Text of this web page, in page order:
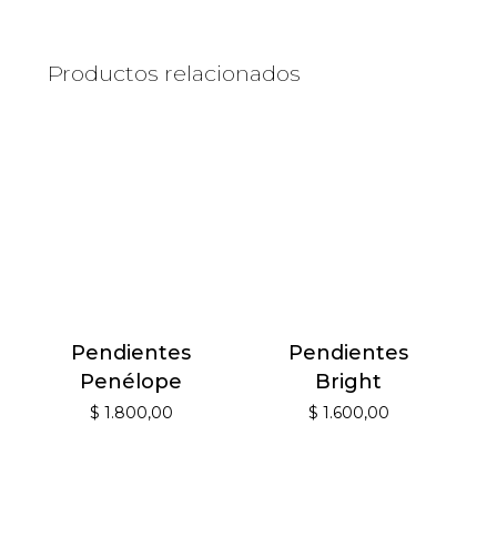
Productos relacionados
Pendientes
Penélope
$ 1.800,00
Pendientes
Bright
$ 1.600,00